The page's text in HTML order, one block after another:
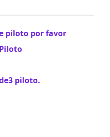
piloto por favor
piloto.